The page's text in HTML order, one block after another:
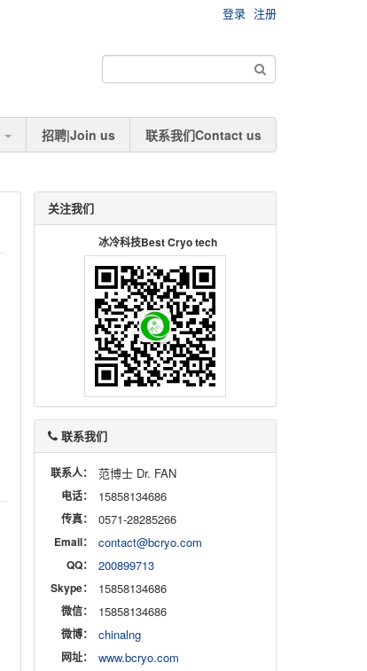
登录 注册
招聘|Join us 联系我们Contact us
关注我们
冰冷科技Best Cryo tech
联系我们
联系人： 范博士 Dr. FAN
电话： 15858134686
传真： 0571-28285266
Email： contact@bcryo.com
QQ： 200899713
Skype： 15858134686
微信： 15858134686
微博： chinalng
网址： www.bcryo.com